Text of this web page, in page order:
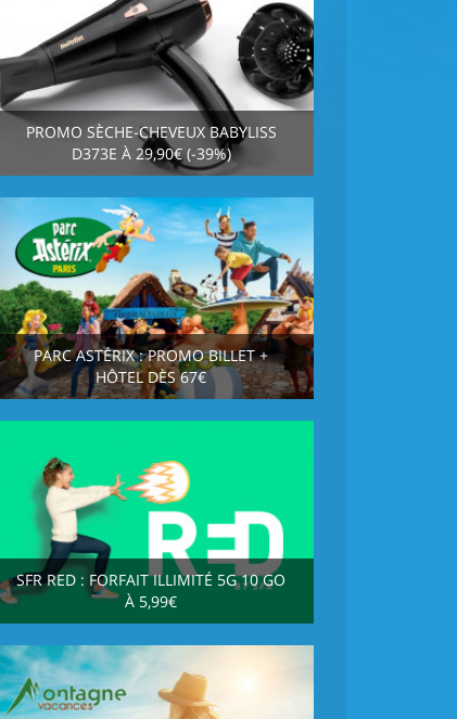
PROMO SÈCHE-CHEVEUX BABYLISS
D373E À 29,90€ (-39%)
PARC ASTÉRIX : PROMO BILLET +
HÔTEL DÈS 67€
SFR RED : FORFAIT ILLIMITÉ 5G 10 GO
À 5,99€